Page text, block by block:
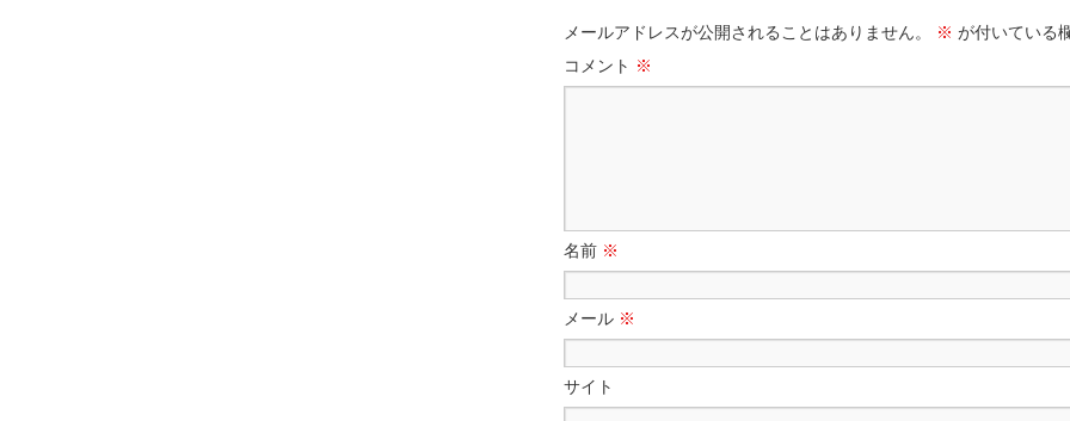
メールアドレスが公開されることはありません。 ※ が付いている
コメント ※
名前 ※
メール ※
サイト